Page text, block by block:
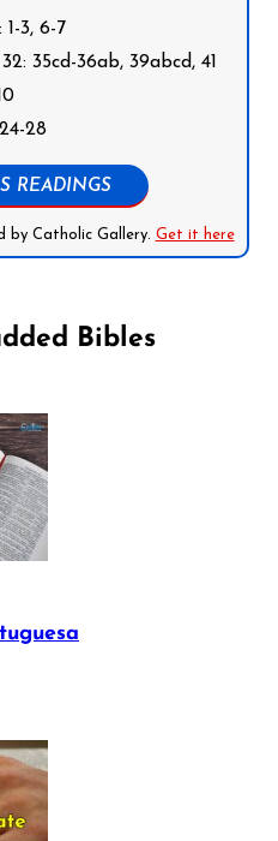
1-3, 6-7
35cd-36ab, 39abcd, 41
28
READINGS
by Catholic Gallery. Get it here
Bibles